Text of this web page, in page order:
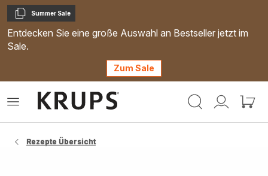
Kopieren
Summer Sale
Entdecken Sie eine große Auswahl an Bestseller jetzt im
Sale.
Zum Sale
Mein
Mein
Das
Rezepte Übersicht